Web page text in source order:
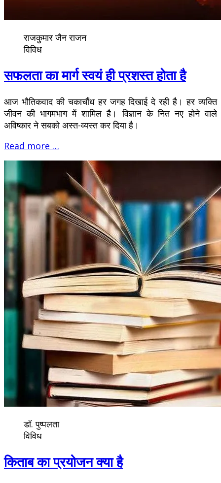
राजकुमार जैन राजन
विविध
सफलता का मार्ग स्वयं ही प्रशस्त होता है
आज भौतिकवाद की चकाचौंध हर जगह दिखाई दे रही है। हर व्यक्ति
जीवन की भागमभाग में शामिल है। विज्ञान के नित नए होने वाले
अविष्कार ने सबको अस्त-व्यस्त कर दिया है।
Read more …
डॉ. पुष्पलता
विविध
किताब का प्रयोजन क्या है